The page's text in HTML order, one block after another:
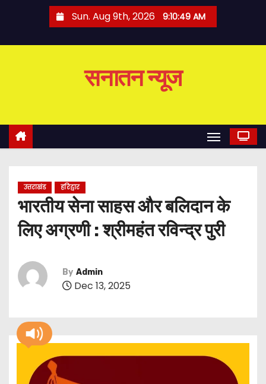
o
Sun. Aug 9th, 2026 9:10:50 AM
सनातन न्यूज
उत्तराखंड हरिद्वार
भारतीय सेना साहस और बलिदान के
लिए अग्रणी : श्रीमहंत रविन्द्र पुरी
By Admin
Dec 13, 2025